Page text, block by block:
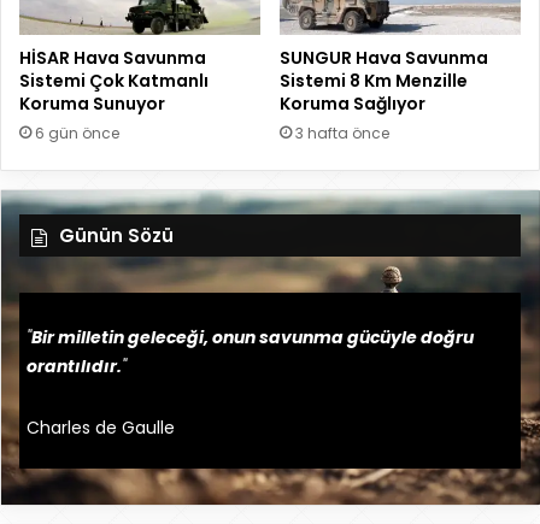
HİSAR Hava Savunma
Sistemi Çok Katmanlı
Koruma Sunuyor
6 gün önce
SUNGUR Hava Savunma
Sistemi 8 Km Menzille
Koruma Sağlıyor
3 hafta önce
Günün Sözü
"Bir milletin geleceği, onun savunma gücüyle doğru
orantılıdır."
Charles de Gaulle